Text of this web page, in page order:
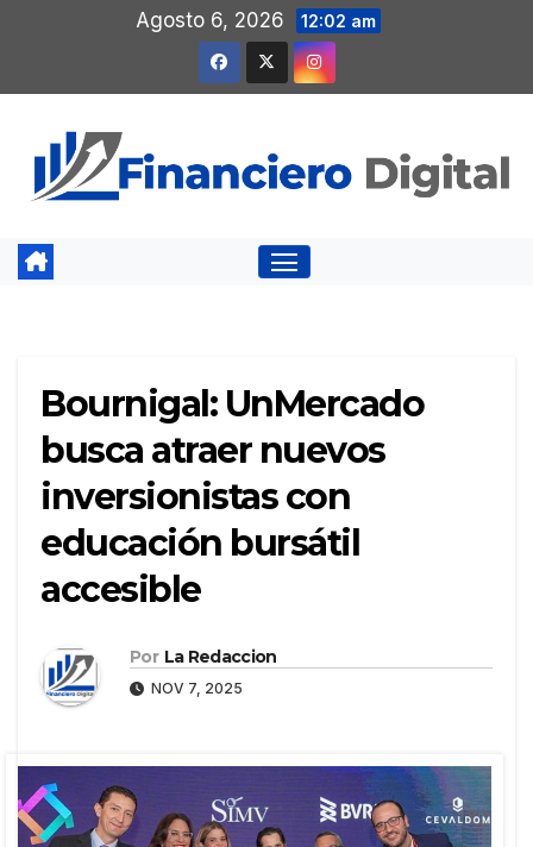
contenido
Agosto 6, 2026 12:02 am
Bournigal: UnMercado
busca atraer nuevos
inversionistas con
educación bursátil
accesible
Por La Redaccion
NOV 7, 2025